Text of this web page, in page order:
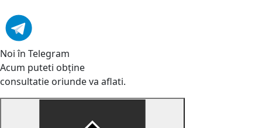
Noi în Telegram
Acum puteti obține
consultatie oriunde va aflati.